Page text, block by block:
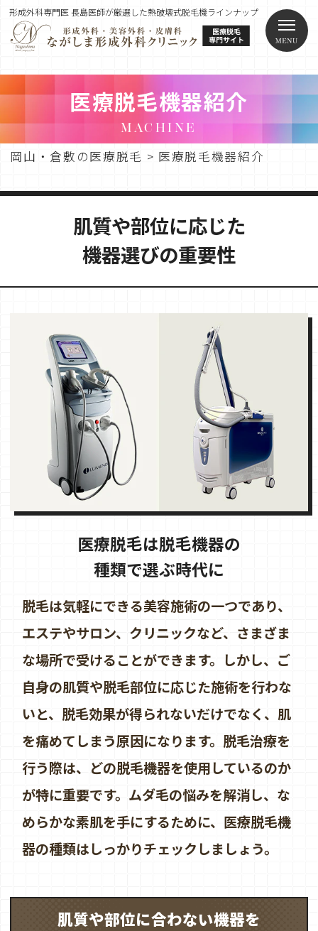
形成外科専門医 長島医師が厳選した熱破壊式脱毛機ラインナップ
医療脱毛機器紹介
MACHINE
岡山・倉敷の医療脱毛 > 医療脱毛機器紹介
肌質や部位に応じた
機器選びの重要性
医療脱毛は脱毛機器の
種類で選ぶ時代に
脱毛は気軽にできる美容施術の一つであり、
エステやサロン、クリニックなど、さまざま
な場所で受けることができます。しかし、ご
自身の肌質や脱毛部位に応じた施術を行わな
いと、脱毛効果が得られないだけでなく、肌
を痛めてしまう原因になります。脱毛治療を
行う際は、どの脱毛機器を使用しているのか
が特に重要です。ムダ毛の悩みを解消し、な
めらかな素肌を手にするために、医療脱毛機
器の種類はしっかりチェックしましょう。
肌質や部位に合わない機器を